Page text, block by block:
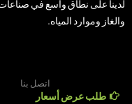
لدينا على نطاق واسع في صناعات
والغاز وموارد المياه.
اتصل بنا
طلب عرض أسعار